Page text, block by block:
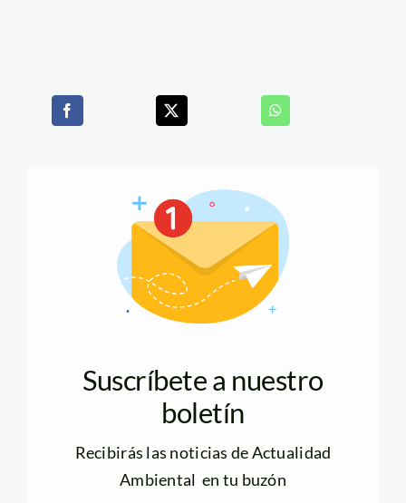
Suscríbete a nuestro
boletín
Recibirás las noticias de Actualidad
Ambiental en tu buzón